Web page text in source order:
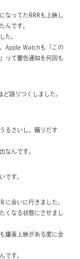
なってたRRRも上映し
んです。
た。
Apple Watchも「この
って警告通知を何回も
語りつくしました。
るさいし、踊りだす
なんです。
です。
に会いに行きました。
くなる状態にさせまし
爆音上映がある度に全
です。